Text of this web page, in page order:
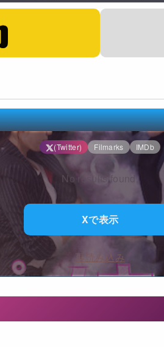
(Twitter) Filmarks IMDb
No results found.
Xで表示
再読み込み